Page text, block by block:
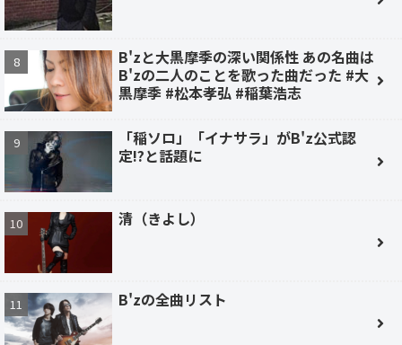
B'zと大黒摩季の深い関係性 あの名曲は
B'zの二人のことを歌った曲だった #大
黒摩季 #松本孝弘 #稲葉浩志
「稲ソロ」「イナサラ」がB'z公式認
定!?と話題に
清（きよし）
B'zの全曲リスト